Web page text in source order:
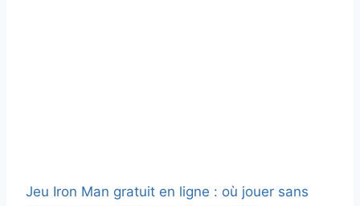
Jeu Iron Man gratuit en ligne : où jouer sans